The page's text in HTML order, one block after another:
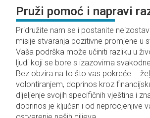
Pruži pomoć i napravi
Pridružite nam se i postanite
misije stvaranja pozitivne promjene u
Vaša podrška može učiniti razliku u
ljudi koji se bore s izazovima
Bez obzira na to što vas pokreće –
volontiranjem, doprinos kroz
dijeljenje svojih specifičnih vještina i
doprinos je ključan i od neprocjenjive